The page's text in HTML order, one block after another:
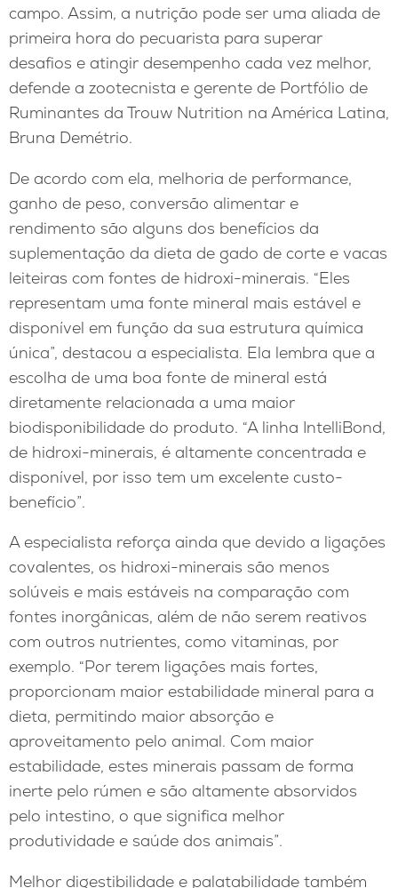
campo. Assim, a nutrição pode ser uma aliada de
primeira hora do pecuarista para superar
desafios e atingir desempenho cada vez melhor,
defende a zootecnista e gerente de Portfólio de
Ruminantes da Trouw Nutrition na América Latina,
Bruna Demétrio.
De acordo com ela, melhoria de performance,
ganho de peso, conversão alimentar e
rendimento são alguns dos benefícios da
suplementação da dieta de gado de corte e vacas
leiteiras com fontes de hidroxi-minerais. “Eles
representam uma fonte mineral mais estável e
disponível em função da sua estrutura química
única”, destacou a especialista. Ela lembra que a
escolha de uma boa fonte de mineral está
diretamente relacionada a uma maior
biodisponibilidade do produto. “A linha IntelliBond,
de hidroxi-minerais, é altamente concentrada e
disponível, por isso tem um excelente custo-
benefício”.
A especialista reforça ainda que devido a ligações
covalentes, os hidroxi-minerais são menos
solúveis e mais estáveis na comparação com
fontes inorgânicas, além de não serem reativos
com outros nutrientes, como vitaminas, por
exemplo. “Por terem ligações mais fortes,
proporcionam maior estabilidade mineral para a
dieta, permitindo maior absorção e
aproveitamento pelo animal. Com maior
estabilidade, estes minerais passam de forma
inerte pelo rúmen e são altamente absorvidos
pelo intestino, o que significa melhor
produtividade e saúde dos animais”.
Melhor digestibilidade e palatabilidade também